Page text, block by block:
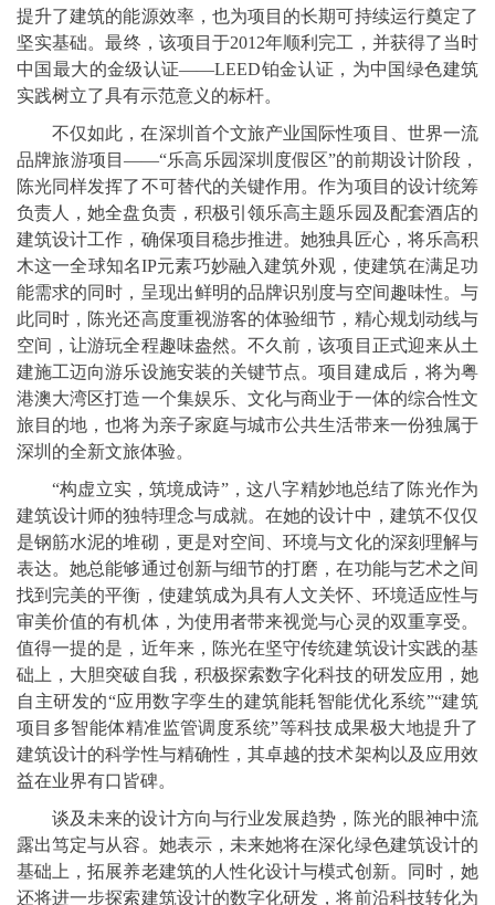
提升了建筑的能源效率，也为项目的长期可持续运行奠定了
坚实基础。最终，该项目于2012年顺利完工，并获得了当时
中国最大的金级认证——LEED铂金认证，为中国绿色建筑
实践树立了具有示范意义的标杆。
不仅如此，在深圳首个文旅产业国际性项目、世界一流
品牌旅游项目——“乐高乐园深圳度假区”的前期设计阶段，
陈光同样发挥了不可替代的关键作用。作为项目的设计统筹
负责人，她全盘负责，积极引领乐高主题乐园及配套酒店的
建筑设计工作，确保项目稳步推进。她独具匠心，将乐高积
木这一全球知名IP元素巧妙融入建筑外观，使建筑在满足功
能需求的同时，呈现出鲜明的品牌识别度与空间趣味性。与
此同时，陈光还高度重视游客的体验细节，精心规划动线与
空间，让游玩全程趣味盎然。不久前，该项目正式迎来从土
建施工迈向游乐设施安装的关键节点。项目建成后，将为粤
港澳大湾区打造一个集娱乐、文化与商业于一体的综合性文
旅目的地，也将为亲子家庭与城市公共生活带来一份独属于
深圳的全新文旅体验。
“构虚立实，筑境成诗”，这八字精妙地总结了陈光作为
建筑设计师的独特理念与成就。在她的设计中，建筑不仅仅
是钢筋水泥的堆砌，更是对空间、环境与文化的深刻理解与
表达。她总能够通过创新与细节的打磨，在功能与艺术之间
找到完美的平衡，使建筑成为具有人文关怀、环境适应性与
审美价值的有机体，为使用者带来视觉与心灵的双重享受。
值得一提的是，近年来，陈光在坚守传统建筑设计实践的基
础上，大胆突破自我，积极探索数字化科技的研发应用，她
自主研发的“应用数字孪生的建筑能耗智能优化系统”“建筑
项目多智能体精准监管调度系统”等科技成果极大地提升了
建筑设计的科学性与精确性，其卓越的技术架构以及应用效
益在业界有口皆碑。
谈及未来的设计方向与行业发展趋势，陈光的眼神中流
露出笃定与从容。她表示，未来她将在深化绿色建筑设计的
基础上，拓展养老建筑的人性化设计与模式创新。同时，她
还将进一步探索建筑设计的数字化研发，将前沿科技转化为